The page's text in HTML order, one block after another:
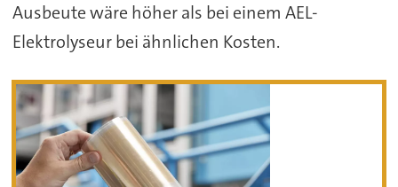
Ausbeute wäre höher als bei einem AEL-
Elektrolyseur bei ähnlichen Kosten.